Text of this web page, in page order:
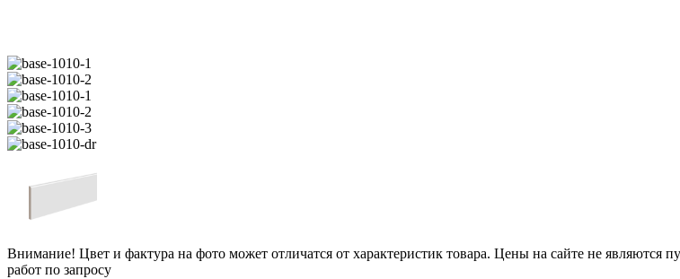
Внимание! Цвет и фактура на фото может отличатся от характеристик товара. Цены на сайте не
работ по запросу